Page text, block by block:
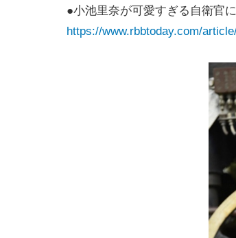
●小池里奈が可愛すぎる自衛官
https://www.rbbtoday.com/